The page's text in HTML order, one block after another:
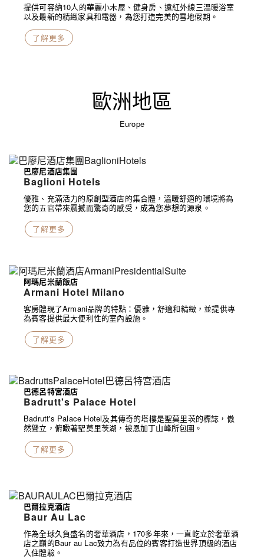
提供可容納10人的華麗小木屋、健身房、遠紅外線三溫暖浴室
以及最新的精緻家具和電器，為您打造完美的雪地假期。
了解更多
歐洲地區
Europe
巴廖尼酒店集團
Baglioni Hotels
優雅、充滿活力的原創型酒店的集合體，溫暖舒適的環境將為
您的五官帶來震撼而驚奇的感受，成為您夢想的源泉。
了解更多
阿瑪尼米蘭飯店
Armani Hotel Milano
客房體現了Armani品牌的特點：優雅，舒適和精緻，並提供專
為賓客提供最大便利性的室內設施。
了解更多
巴德呂特宮酒店
Badrutt's Palace Hotel
Badrutt's Palace Hotel及其傳奇的塔樓是聖莫里茨的標誌，傲
然聳立，俯瞰著聖莫里茨湖，被恩加丁山峰所包圍。
了解更多
巴爾拉克酒店
Baur Au Lac
作為全球久負盛名的奢華酒店，170多年來，一直屹立於奢華酒
店之巔的Baur au Lac致力為有品位的賓客打造世界頂級的酒店
入住體驗。